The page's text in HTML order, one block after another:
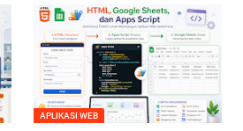
APLIKASI WEB